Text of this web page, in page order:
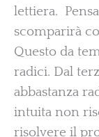
lettiera.
scomparirà
Questo da
radici. Dal
abbastanza
intuita non
risolvere il